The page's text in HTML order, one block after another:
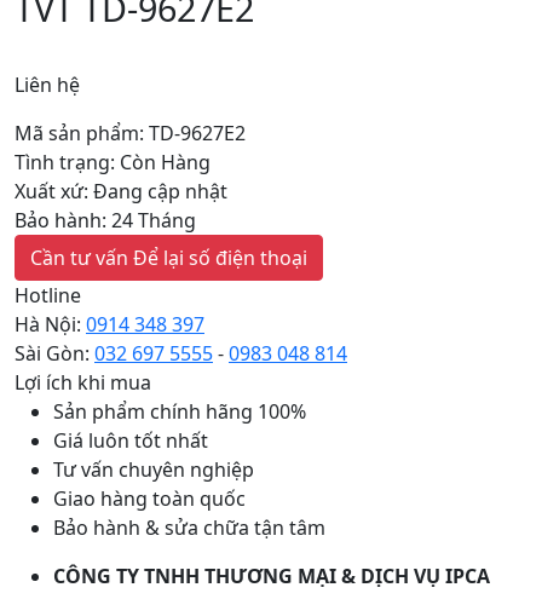
Liên hệ
Mã sản phẩm: TD-9627E2
Tình trạng: Còn Hàng
Xuất xứ: Đang cập nhật
Bảo hành: 24 Tháng
Cần tư vấn Để lại số điện thoại
Hotline
Hà Nội: 0914 348 397
Sài Gòn: 032 697 5555-0983 048 814
Lợi ích khi mua
Sản phẩm chính hãng 100%
Giá luôn tốt nhất
Tư vấn chuyên nghiệp
Giao hàng toàn quốc
Bảo hành & sửa chữa tận tâm
CÔNG TY TNHH THƯƠNG MẠI & DỊCH VỤ IPCA